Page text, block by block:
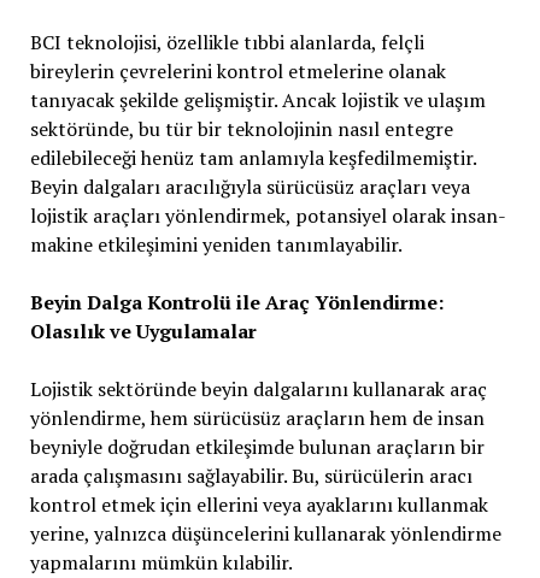
BCI teknolojisi, özellikle tıbbi alanlarda, felçli
bireylerin çevrelerini kontrol etmelerine olanak
tanıyacak şekilde gelişmiştir. Ancak lojistik ve ulaşım
sektöründe, bu tür bir teknolojinin nasıl entegre
edilebileceği henüz tam anlamıyla keşfedilmemiştir.
Beyin dalgaları aracılığıyla sürücüsüz araçları veya
lojistik araçları yönlendirmek, potansiyel olarak insan-
makine etkileşimini yeniden tanımlayabilir.
Beyin Dalga Kontrolü ile Araç Yönlendirme:
Olasılık ve Uygulamalar
Lojistik sektöründe beyin dalgalarını kullanarak araç
yönlendirme, hem sürücüsüz araçların hem de insan
beyniyle doğrudan etkileşimde bulunan araçların bir
arada çalışmasını sağlayabilir. Bu, sürücülerin aracı
kontrol etmek için ellerini veya ayaklarını kullanmak
yerine, yalnızca düşüncelerini kullanarak yönlendirme
yapmalarını mümkün kılabilir.